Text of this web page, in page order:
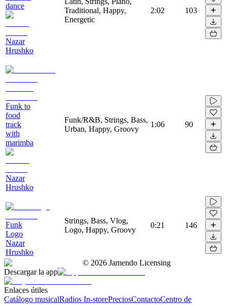
dance
Nazar
Hrushko
Traditional, Happy,
Energetic
2:02 103
Funk to
food
track
with
marimba
Nazar
Hrushko
Funk/R&B, Strings, Bass,
Urban, Happy, Groovy
1:06 90
Funk
Logo
Nazar
Hrushko
Strings, Bass, Vlog,
Logo, Happy, Groovy
0:21 146
© 2026 Jamendo Licensing
Descargar la app
Enlaces útiles
Catálogo musicalRadios In-storePreciosContactoCentro de